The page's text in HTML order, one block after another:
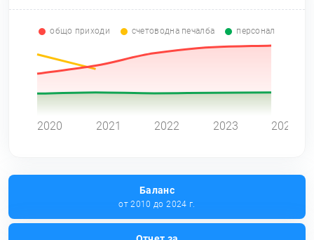
общо приходи счетоводна печалба персонал
2020 2021 2022 2023 2024
Баланс
от 2010 до 2024 г.